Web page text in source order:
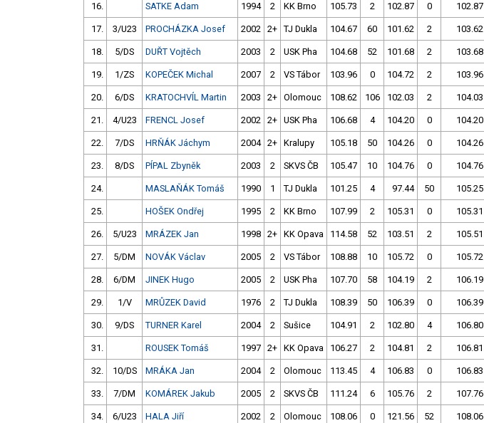
16. SATKE Adam 1994 2 KK Brno 105.73 2 102.87 0 102.87
17. 3/U23 PROCHÁZKA Josef 2002 2+ TJ Dukla 104.67 60 101.62 2 103.62
18. 5/DS DUŘT Vojtěch 2003 2 USK Pha 104.68 52 101.68 2 103.68
19. 1/ZS KOPEČEK Michal 2007 2 VS Tábor 103.96 0 104.72 2 103.96
20. 6/DS KRATOCHVÍL Martin 2003 2+ Olomouc 108.62 106 102.03 2 104.03
21. 4/U23 FRENCL Josef 2002 2+ USK Pha 106.68 4 104.20 0 104.20
22. 7/DS HRŇÁK Jáchym 2004 2+ Kralupy 105.18 50 104.26 0 104.26
23. 8/DS PÍPAL Zbyněk 2003 2 SKVS ČB 105.47 10 104.76 0 104.76
24. MASLAŇÁK Tomáš 1990 1 TJ Dukla 101.25 4 97.44 50 105.25
25. HOŠEK Ondřej 1995 2 KK Brno 107.99 2 105.31 0 105.31
26. 5/U23 MRÁZEK Jan 1998 2+ KK Opava 114.58 52 103.51 2 105.51
27. 5/DM NOVÁK Václav 2005 2 VS Tábor 108.88 10 105.72 0 105.72
28. 6/DM JINEK Hugo 2005 2 USK Pha 107.70 58 104.19 2 106.19
29. 1/V MRŮZEK David 1976 2 TJ Dukla 108.39 50 106.39 0 106.39
30. 9/DS TURNER Karel 2004 2 Sušice 104.91 2 102.80 4 106.80
31. ROUSEK Tomáš 1997 2+ KK Opava 106.27 2 104.81 2 106.81
32. 10/DS MRÁKA Jan 2004 2 Olomouc 113.45 4 106.83 0 106.83
33. 7/DM KOMÁREK Jakub 2005 2 SKVS ČB 111.24 6 105.76 2 107.76
34. 6/U23 HALA Jiří 2002 2 Olomouc 108.06 0 121.56 52 108.06